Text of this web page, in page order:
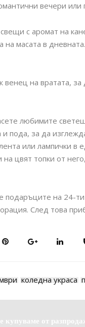
вечери или
с аромат на
на масата в
венец на вратата,
любимите
пода, за да
или лампички в
на цвят топки от
подаръците на 24-
След това
коледна украса
купуваме от